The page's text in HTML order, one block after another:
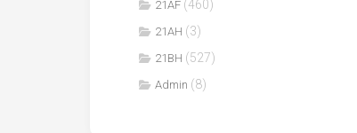
21AF (460)
21AH (3)
21BH (527)
Admin (8)